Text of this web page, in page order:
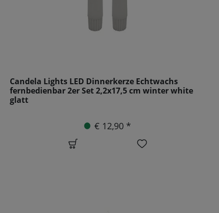
Candela Lights LED Dinnerkerze Echtwachs
fernbedienbar 2er Set 2,2x17,5 cm winter white
glatt
€ 12,90 *